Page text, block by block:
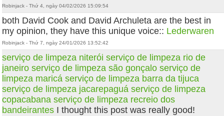
Robinjack - Thứ 4, ngày 04/02/2026 15:09:54
both David Cook and David Archuleta are the best in
my opinion, they have this unique voice:: Lederwaren
Robinjack - Thứ 7, ngày 24/01/2026 13:52:42
serviço de limpeza niterói serviço de limpeza rio de
janeiro serviço de limpeza são gonçalo serviço de
limpeza maricá serviço de limpeza barra da tijuca
serviço de limpeza jacarepaguá serviço de limpeza
copacabana serviço de limpeza recreio dos
bandeirantes I thought this post was really good!